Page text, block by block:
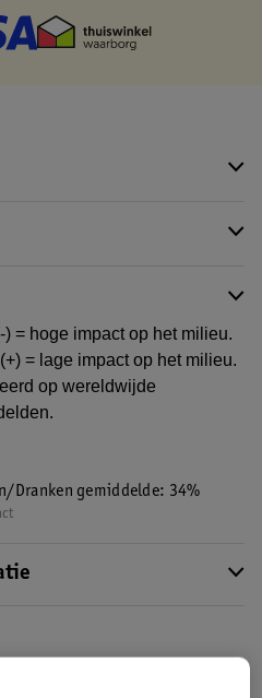
) = hoge impact op het milieu.
= lage impact op het milieu.
op wereldwijde
Dranken gemiddelde: 34%